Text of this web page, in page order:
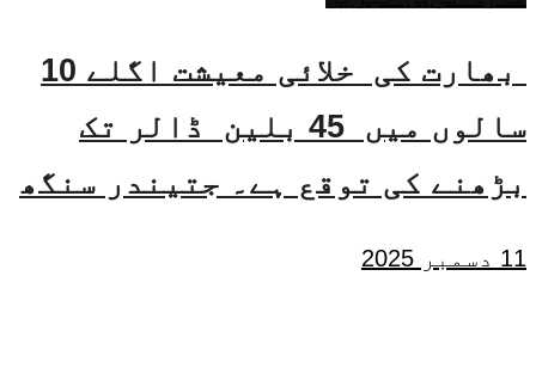
بھارت کی خلائی معیشت اگلے 10
سالوں میں 45 بلین ڈالر تک
بڑھنے کی توقع ہے۔ جتیندر سنگھ
11 دسمبر 2025